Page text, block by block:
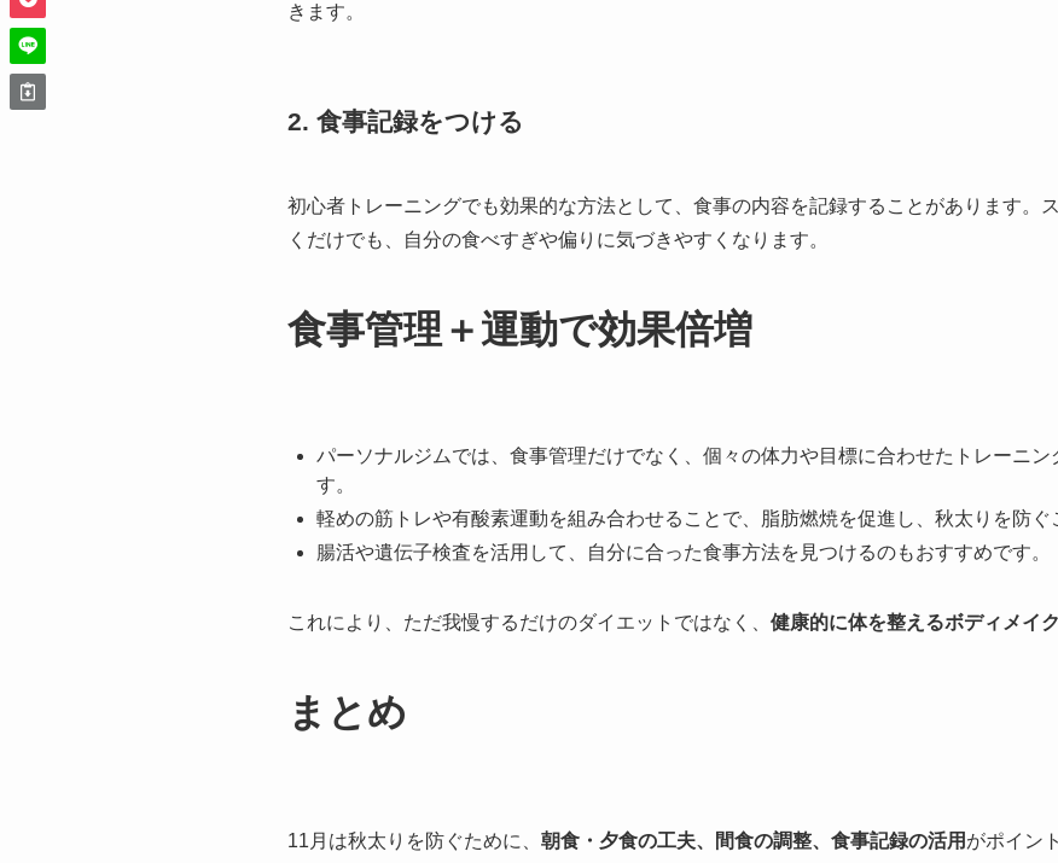
きます。
2. 食事記録をつける
初心者トレーニングでも効果的な方法として、食事の内容を記録することがあります。
くだけでも、自分の食べすぎや偏りに気づきやすくなります。
食事管理＋運動で効果倍増
パーソナルジムでは、食事管理だけでなく、個々の体力や目標に合わせたトレーニン
す。
軽めの筋トレや有酸素運動を組み合わせることで、脂肪燃焼を促進し、秋太りを防ぐ
腸活や遺伝子検査を活用して、自分に合った食事方法を見つけるのもおすすめです。
これにより、ただ我慢するだけのダイエットではなく、 健康的に体を整えるボディメイ
まとめ
11月は秋太りを防ぐために、 朝食・夕食の工夫、間食の調整、食事記録の活用 がポイン